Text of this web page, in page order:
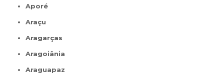
Aporé
Araçu
Aragarças
Aragoiânia
Araguapaz